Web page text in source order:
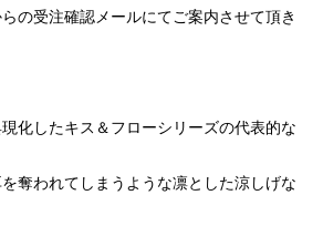
の受注確認メールにてご案内させて頂き
現化したキス＆フローシリーズの代表的な
奪われてしまうような凛とした涼しげな